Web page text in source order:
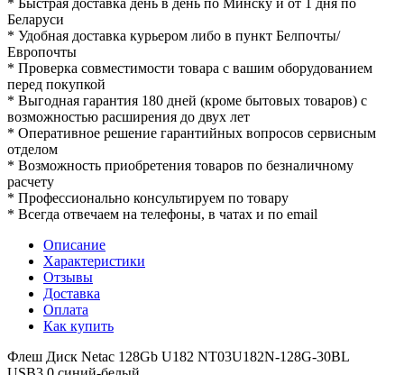
Беларуси
* Удобная доставка курьером либо в пункт Белпочты/
Европочты
* Проверка совместимости товара с вашим оборудованием
перед покупкой
* Выгодная гарантия 180 дней (кроме бытовых товаров) с
возможностью расширения до двух лет
* Оперативное решение гарантийных вопросов сервисным
отделом
* Возможность приобретения товаров по безналичному
расчету
* Профессионально консультируем по товару
* Всегда отвечаем на телефоны, в чатах и по email
Описание
Характеристики
Отзывы
Доставка
Оплата
Как купить
Флеш Диск Netac 128Gb U182 NT03U182N-128G-30BL